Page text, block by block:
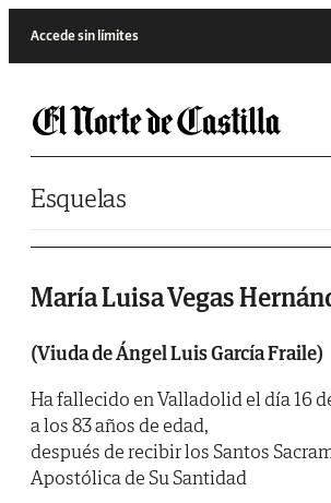
Accede sin límites
Esquelas
María Luisa Vegas
(Viuda de Ángel Luis García Fraile)
Ha fallecido en Valladolid el día 16
a los 83 años de edad,
después de recibir los Santos
Apostólica de Su Santidad